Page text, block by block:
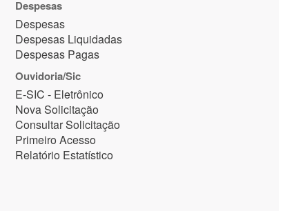
Despesas
Despesas
Despesas Liquidadas
Despesas Pagas
Ouvidoria/Sic
E-SIC - Eletrônico
Nova Solicitação
Consultar Solicitação
Primeiro Acesso
Relatório Estatístico